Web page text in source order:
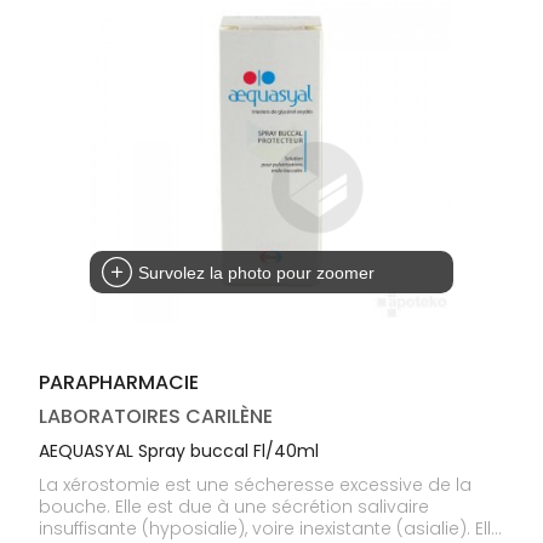
Survolez la photo pour zoomer
PARAPHARMACIE
LABORATOIRES CARILÈNE
AEQUASYAL Spray buccal Fl/40ml
La xérostomie est une sécheresse excessive de la
bouche. Elle est due à une sécrétion salivaire
insuffisante (hyposialie), voire inexistante (asialie). Elle